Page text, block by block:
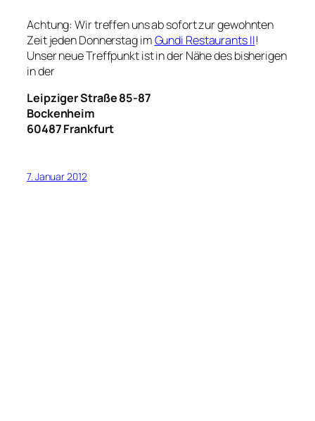
Achtung: Wir treffen uns ab sofort zur gewohnten
Zeit jeden Donnerstag imGundi Restaurants II!
Unser neue Treffpunkt ist in der Nähe des bisherigen
in der
Leipziger Straße 85-87
Bockenheim
60487 Frankfurt
7. Januar 2012